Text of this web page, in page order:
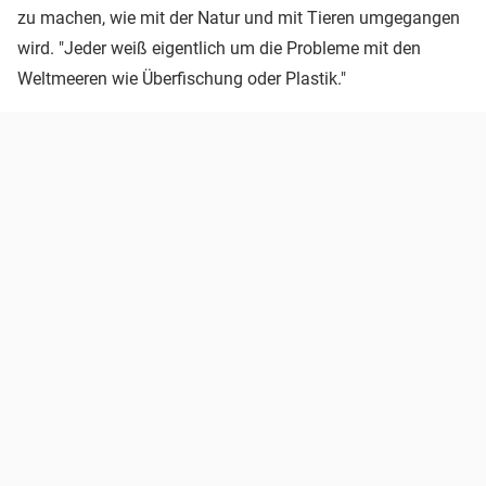
zu machen, wie mit der Natur und mit Tieren umgegangen
wird. "Jeder weiß eigentlich um die Probleme mit den
Weltmeeren wie Überfischung oder Plastik."